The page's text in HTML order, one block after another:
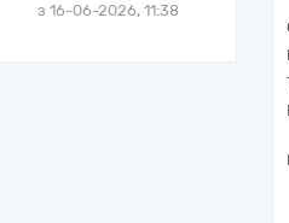
з16-06-2026, 11:38